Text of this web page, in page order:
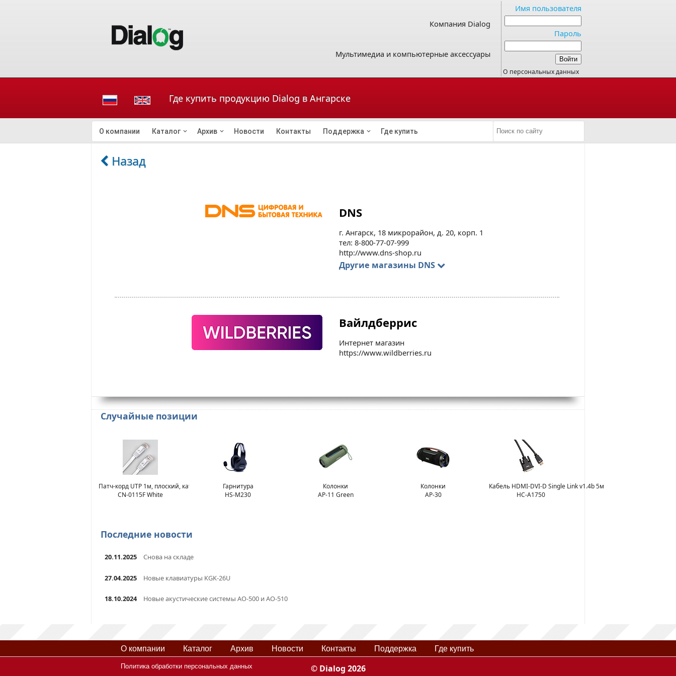
Компания Dialog
Мультимедиа и компьютерные аксессуары
Имя пользователя
Пароль
О персональных данных
Где купить продукцию Dialog в Ангарске
О компании Каталог Архив Новости Контакты Поддержка Где купить
Назад
DNS
г. Ангарск, 18 микрорайон, д. 20, корп. 1
тел: 8-800-77-07-999
http://www.dns-shop.ru
Другие магазины DNS
Вайлдберрис
Интернет магазин
https://www.wildberries.ru
Случайные позиции
Патч-корд UTP 1м, плоский, кат. 6
CN-0115F White
Гарнитура
HS-M230
Колонки
AP-11 Green
Колонки
AP-30
Кабель HDMI-DVI-D Single Link v1.4b 5м
HC-A1750
Последние новости
20.11.2025 Снова на складе
27.04.2025 Новые клавиатуры KGK-26U
18.10.2024 Новые акустические системы AO-500 и AO-510
О компании Каталог Архив Новости Контакты Поддержка Где купить
Политика обработки персональных данных © Dialog 2026